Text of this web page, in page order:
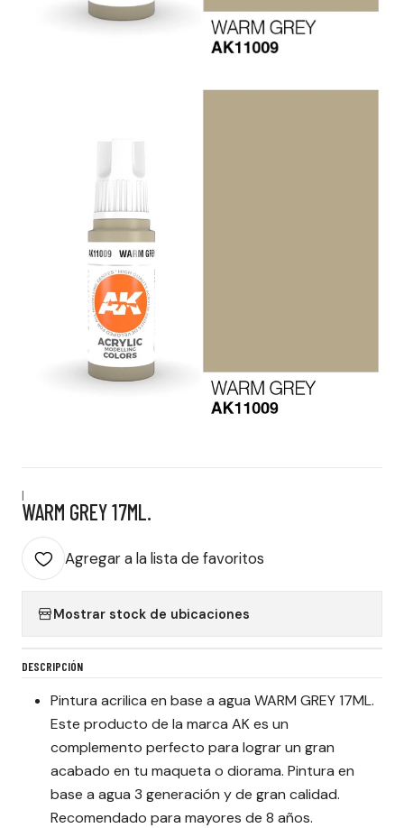
|
WARM GREY 17ML.
Agregar a la lista de favoritos
Mostrar stock de ubicaciones
DESCRIPCIÓN
Pintura acrilica en base a agua WARM GREY 17ML.
Este producto de la marca AK es un
complemento perfecto para lograr un gran
acabado en tu maqueta o diorama. Pintura en
base a agua 3 generación y de gran calidad.
Recomendado para mayores de 8 años.